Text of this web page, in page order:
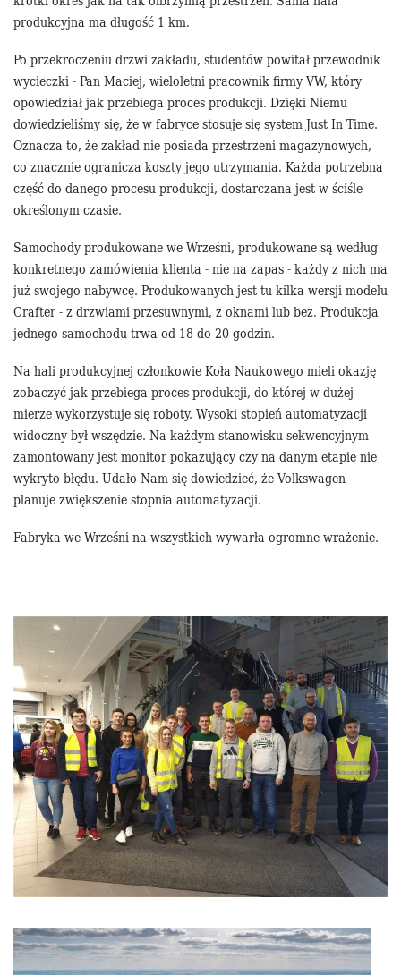
produkcyjna ma długość 1 km.
Po przekroczeniu drzwi zakładu, studentów powitał przewodnik
wycieczki - Pan Maciej, wieloletni pracownik firmy VW, który
opowiedział jak przebiega proces produkcji. Dzięki Niemu
dowiedzieliśmy się, że w fabryce stosuje się system Just In Time.
Oznacza to, że zakład nie posiada przestrzeni magazynowych,
co znacznie ogranicza koszty jego utrzymania. Każda potrzebna
część do danego procesu produkcji, dostarczana jest w ściśle
określonym czasie.
Samochody produkowane we Wrześni, produkowane są według
konkretnego zamówienia klienta - nie na zapas - każdy z nich ma
już swojego nabywcę. Produkowanych jest tu kilka wersji modelu
Crafter - z drzwiami przesuwnymi, z oknami lub bez. Produkcja
jednego samochodu trwa od 18 do 20 godzin.
Na hali produkcyjnej członkowie Koła Naukowego mieli okazję
zobaczyć jak przebiega proces produkcji, do której w dużej
mierze wykorzystuje się roboty. Wysoki stopień automatyzacji
widoczny był wszędzie. Na każdym stanowisku sekwencyjnym
zamontowany jest monitor pokazujący czy na danym etapie nie
wykryto błędu. Udało Nam się dowiedzieć, że Volkswagen
planuje zwiększenie stopnia automatyzacji.
Fabryka we Wrześni na wszystkich wywarła ogromne wrażenie.